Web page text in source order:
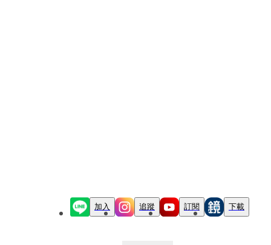
加入 追蹤 訂閱 下載